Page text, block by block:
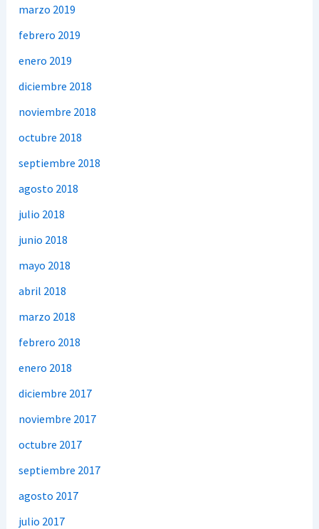
marzo 2019
febrero 2019
enero 2019
diciembre 2018
noviembre 2018
octubre 2018
septiembre 2018
agosto 2018
julio 2018
junio 2018
mayo 2018
abril 2018
marzo 2018
febrero 2018
enero 2018
diciembre 2017
noviembre 2017
octubre 2017
septiembre 2017
agosto 2017
julio 2017